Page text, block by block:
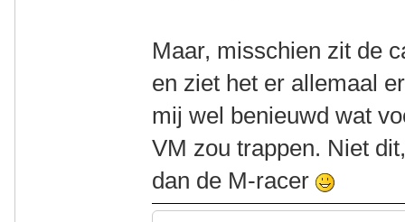
Maar, misschien zit de
en ziet het er allemaal
mij wel benieuwd wat
VM zou trappen. Niet
dan de M-racer